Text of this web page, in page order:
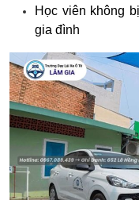
Học viên không
gia đình